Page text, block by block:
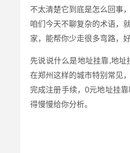
不太清楚它到底是怎么回事
咱们今天不聊复杂的术语，
家，能帮你少走很多弯路，
先说说什么是地址挂靠,地
在郑州这样的城市特别常见
完成注册手续，0元地址挂
得慢慢给你分析。